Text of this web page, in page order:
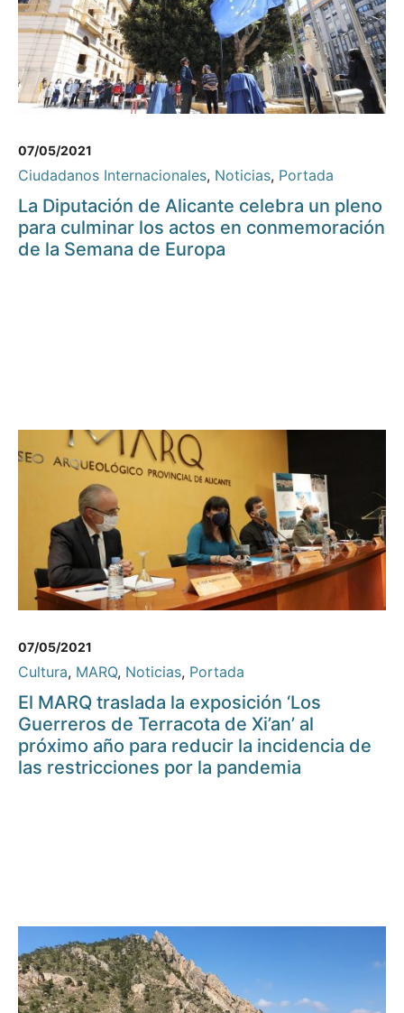
07/05/2021
Ciudadanos Internacionales, Noticias, Portada
La Diputación de Alicante celebra un pleno
para culminar los actos en conmemoración
de la Semana de Europa
07/05/2021
Cultura, MARQ, Noticias, Portada
El MARQ traslada la exposición ‘Los
Guerreros de Terracota de Xi’an’ al
próximo año para reducir la incidencia de
las restricciones por la pandemia